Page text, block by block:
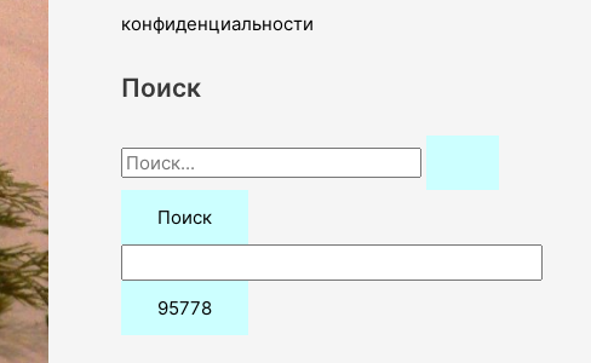
конфиденциальности
Поиск
П
о
: